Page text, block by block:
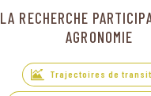
Trajectoires de transition
LA RECHERCHE
AGRONOMIE
Trajectoires de